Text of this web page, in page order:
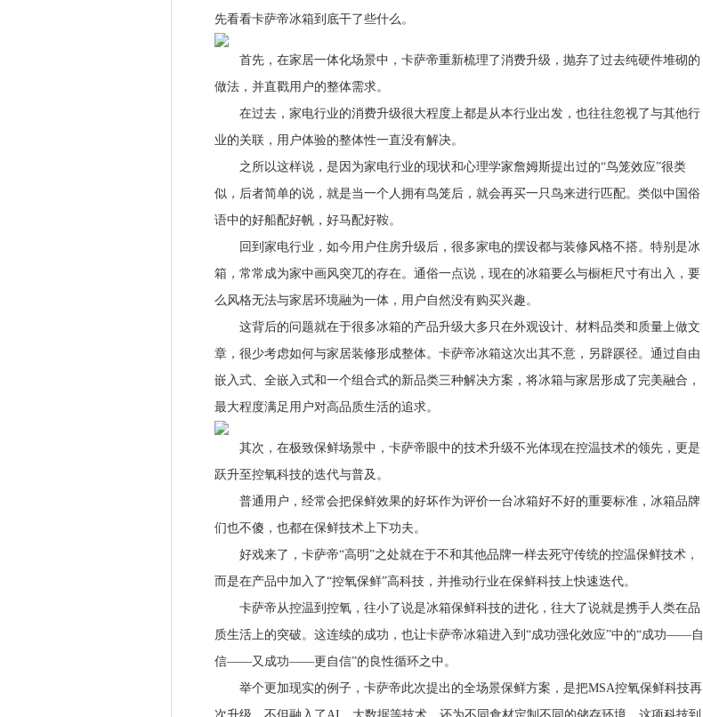
先看看卡萨帝冰箱到底干了些什么。
首先，在家居一体化场景中，卡萨帝重新梳理了消费升级，抛弃了过去纯硬件堆砌的
做法，并直戳用户的整体需求。
在过去，家电行业的消费升级很大程度上都是从本行业出发，也往往忽视了与其他行
业的关联，用户体验的整体性一直没有解决。
之所以这样说，是因为家电行业的现状和心理学家詹姆斯提出过的“鸟笼效应”很类
似，后者简单的说，就是当一个人拥有鸟笼后，就会再买一只鸟来进行匹配。类似中国俗
语中的好船配好帆，好马配好鞍。
回到家电行业，如今用户住房升级后，很多家电的摆设都与装修风格不搭。特别是冰
箱，常常成为家中画风突兀的存在。通俗一点说，现在的冰箱要么与橱柜尺寸有出入，要
么风格无法与家居环境融为一体，用户自然没有购买兴趣。
这背后的问题就在于很多冰箱的产品升级大多只在外观设计、材料品类和质量上做文
章，很少考虑如何与家居装修形成整体。卡萨帝冰箱这次出其不意，另辟蹊径。通过自由
嵌入式、全嵌入式和一个组合式的新品类三种解决方案，将冰箱与家居形成了完美融合，
最大程度满足用户对高品质生活的追求。
其次，在极致保鲜场景中，卡萨帝眼中的技术升级不光体现在控温技术的领先，更是
跃升至控氧科技的迭代与普及。
普通用户，经常会把保鲜效果的好坏作为评价一台冰箱好不好的重要标准，冰箱品牌
们也不傻，也都在保鲜技术上下功夫。
好戏来了，卡萨帝“高明”之处就在于不和其他品牌一样去死守传统的控温保鲜技术，
而是在产品中加入了“控氧保鲜”高科技，并推动行业在保鲜科技上快速迭代。
卡萨帝从控温到控氧，往小了说是冰箱保鲜科技的进化，往大了说就是携手人类在品
质生活上的突破。这连续的成功，也让卡萨帝冰箱进入到“成功强化效应”中的“成功——自
信——又成功——更自信”的良性循环之中。
举个更加现实的例子，卡萨帝此次提出的全场景保鲜方案，是把MSA控氧保鲜科技再